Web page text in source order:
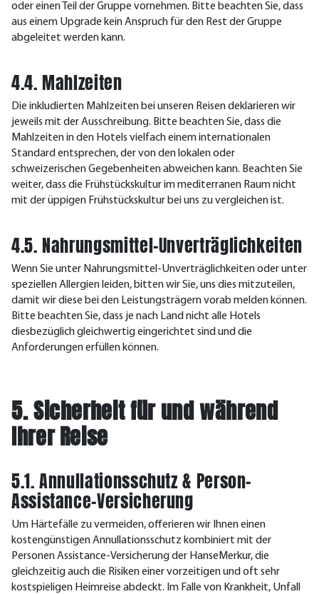
oder einen Teil der Gruppe vornehmen. Bitte beachten Sie, dass
aus einem Upgrade kein Anspruch für den Rest der Gruppe
abgeleitet werden kann.
4.4. Mahlzeiten
Die inkludierten Mahlzeiten bei unseren Reisen deklarieren wir
jeweils mit der Ausschreibung. Bitte beachten Sie, dass die
Mahlzeiten in den Hotels vielfach einem internationalen
Standard entsprechen, der von den lokalen oder
schweizerischen Gegebenheiten abweichen kann. Beachten Sie
weiter, dass die Frühstückskultur im mediterranen Raum nicht
mit der üppigen Frühstückskultur bei uns zu vergleichen ist.
4.5. Nahrungsmittel-Unverträglichkeiten
Wenn Sie unter Nahrungsmittel-Unverträglichkeiten oder unter
speziellen Allergien leiden, bitten wir Sie, uns dies mitzuteilen,
damit wir diese bei den Leistungsträgern vorab melden können.
Bitte beachten Sie, dass je nach Land nicht alle Hotels
diesbezüglich gleichwertig eingerichtet sind und die
Anforderungen erfüllen können.
5. Sicherheit für und während
Ihrer Reise
5.1. Annullationsschutz & Person-
Assistance-Versicherung
Um Härtefälle zu vermeiden, offerieren wir Ihnen einen
kostengünstigen Annullationsschutz kombiniert mit der
Personen Assistance-Versicherung der HanseMerkur, die
gleichzeitig auch die Risiken einer vorzeitigen und oft sehr
kostspieligen Heimreise abdeckt. Im Falle von Krankheit, Unfall